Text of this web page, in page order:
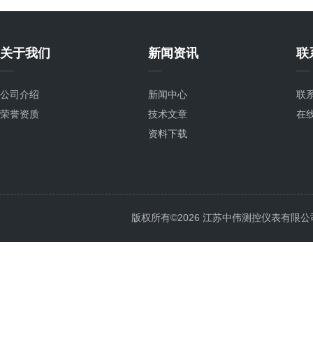
关于我们
公司介绍
荣誉资质
新闻资讯
新闻中心
技术文章
资料下载
联
联
在
版权所有©2026 江苏中伟测控仪表有限